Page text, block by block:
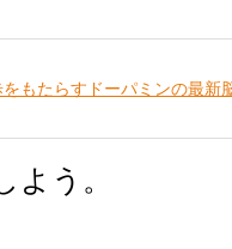
もたらすドーパミンの最新
う。